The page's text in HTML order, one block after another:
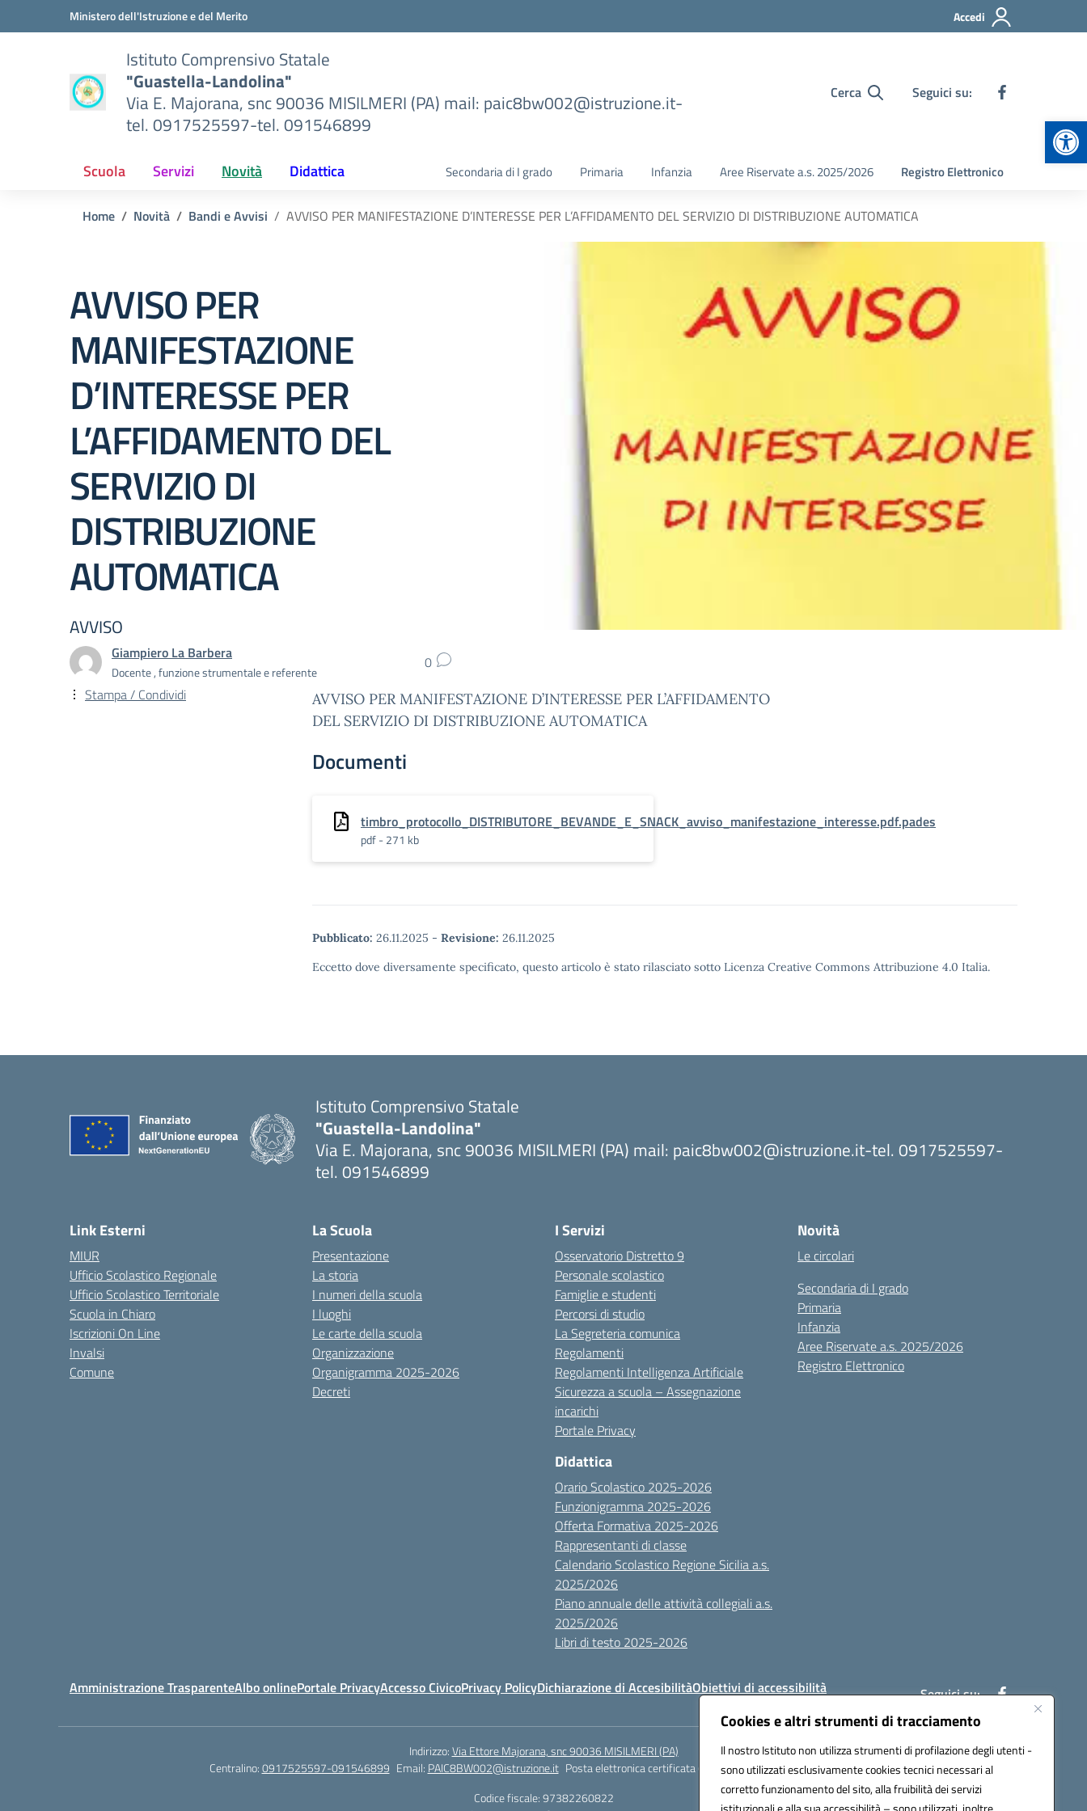
Cookies e altri strumenti di tracciamento
Il nostro Istituto non utilizza strumenti di profilazione degli utenti -
sono utilizzati esclusivamente cookies tecnici necessari al
corretto funzionamento del sito, alla fruibilità dei servizi
Vai ai contenuti
Vai al menu di navigazioneMinistero dell'Istruzione e del Merito Accedi
Istituto Comprensivo Statale
"Guastella-Landolina"
Via E. Majorana, snc 90036 MISILMERI (PA) mail: paic8bw002@istruzione.it-
tel. 0917525597-tel. 091546899
Cerca Seguici su:
Scuola Servizi Novità Didattica Secondaria di I grado Primaria Infanzia Aree Riservate a.s. 2025/2026 Registro Elettronico
Home Novità Bandi e Avvisi AVVISO PER MANIFESTAZIONE D’INTERESSE PER L’AFFIDAMENTO DEL SERVIZIO DI DISTRIBUZIONE AUTOMATICA
AVVISO PER
MANIFESTAZIONE
D’INTERESSE PER
L’AFFIDAMENTO DEL
SERVIZIO DI
DISTRIBUZIONE
AUTOMATICA
AVVISO
Giampiero La Barbera
Docente , funzione strumentale e referente 0
AVVISO PER MANIFESTAZIONE D’INTERESSE PER L’AFFIDAMENTO
DEL SERVIZIO DI DISTRIBUZIONE AUTOMATICA
Documenti
timbro_protocollo_DISTRIBUTORE_BEVANDE_E_SNACK_avviso_manifestazione_interesse.pdf.pades
pdf - 271 kb
Pubblicato: 26.11.2025 - Revisione: 26.11.2025
Eccetto dove diversamente specificato, questo articolo è stato rilasciato sotto Licenza Creative Commons Attribuzione 4.0 Italia.
Stampa / Condividi
Istituto Comprensivo Statale
"Guastella-Landolina"
Via E. Majorana, snc 90036 MISILMERI (PA) mail: paic8bw002@istruzione.it-tel. 0917525597-
tel. 091546899
Link Esterni
MIUR
Ufficio Scolastico Regionale
Ufficio Scolastico Territoriale
Scuola in Chiaro
Iscrizioni On Line
Invalsi
Comune
La Scuola
Presentazione
La storia
I numeri della scuola
I luoghi
Le carte della scuola
Organizzazione
Organigramma 2025-2026
Decreti
I Servizi
Osservatorio Distretto 9
Personale scolastico
Famiglie e studenti
Percorsi di studio
La Segreteria comunica
Regolamenti
Regolamenti Intelligenza Artificiale
Sicurezza a scuola – Assegnazione
incarichi
Portale Privacy
Didattica
Orario Scolastico 2025-2026
Funzionigramma 2025-2026
Offerta Formativa 2025-2026
Rappresentanti di classe
Calendario Scolastico Regione Sicilia a.s.
2025/2026
Piano annuale delle attività collegiali a.s.
2025/2026
Libri di testo 2025-2026
Novità
Le circolari
Secondaria di I grado
Primaria
Infanzia
Aree Riservate a.s. 2025/2026
Registro Elettronico
Amministrazione TrasparenteAlbo onlinePortale PrivacyAccesso CivicoPrivacy PolicyDichiarazione di AccesibilitàObiettivi di accessibilità Seguici su:
Indirizzo:Via Ettore Majorana, snc 90036 MISILMERI (PA)
Centralino:0917525597-091546899 Email: PAIC8BW002@istruzione.it Posta elettronica certificata (PEC):PAIC8BW002@pec.istruzione.it
Codice fiscale: 97382260822